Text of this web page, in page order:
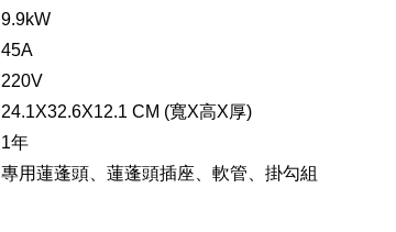
9.9kW
45A
220V
24.1X32.6X12.1 CM (寬X高X厚)
1年
專用蓮蓬頭、蓮蓬頭插座、軟管、掛勾組